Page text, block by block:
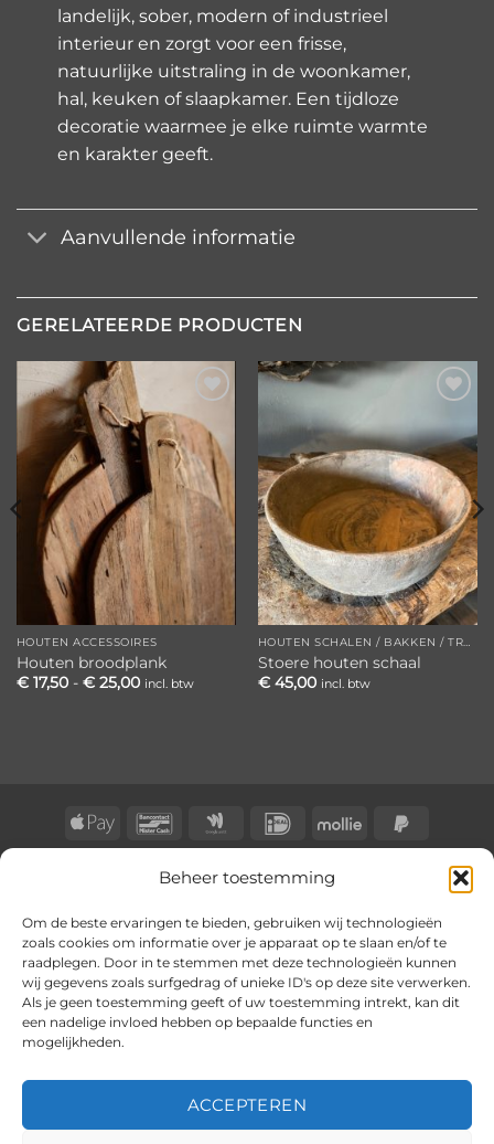
Beheer toestemming
Om de beste ervaringen te bieden, gebruiken wij technologieën
zoals cookies om informatie over je apparaat op te slaan en/of te
raadplegen. Door in te stemmen met deze technologieën kunnen
wij gegevens zoals surfgedrag of unieke ID's op deze site verwerken.
Als je geen toestemming geeft of uw toestemming intrekt, kan dit
een nadelige invloed hebben op bepaalde functies en
mogelijkheden.
ACCEPTEREN
landelijk, sober, modern of industrieel
interieur en zorgt voor een frisse,
natuurlijke uitstraling in de woonkamer,
hal, keuken of slaapkamer. Een tijdloze
decoratie waarmee je elke ruimte warmte
en karakter geeft.
Aanvullende informatie
GERELATEERDE PRODUCTEN
Toevoegen
aan
verlanglijst
HOUTEN ACCESSOIRES
Houten broodplank
€17,50 - €25,00Prijsklasse:
incl. btw
aan
verlanglijst
HOUTEN SCHALEN / BAKKEN / TROGGEN
Stoere houten schaal
€45,00 incl. btw
Apple
Pay
BancontactGoogle
Wallet
IDeal Mollie
2